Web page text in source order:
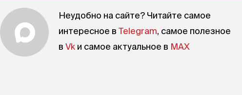
Неудобно на сайте? Читайте самое
интересное в Telegram, самое полезное
в Vk и самое актуальное в MAX